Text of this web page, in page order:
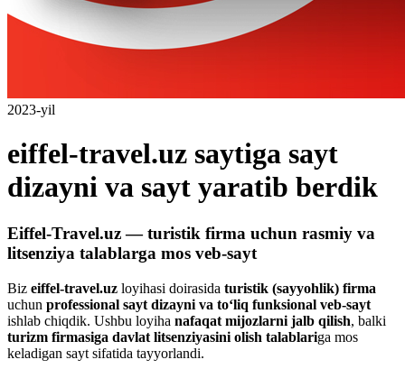
2023-yil
eiffel-travel.uz saytiga sayt
dizayni va sayt yaratib berdik
Eiffel-Travel.uz — turistik firma uchun rasmiy va
litsenziya talablarga mos veb-sayt
Biz eiffel-travel.uz loyihasi doirasida turistik (sayyohlik) firma
uchun professional sayt dizayni va to‘liq funksional veb-sayt
ishlab chiqdik. Ushbu loyiha nafaqat mijozlarni jalb qilish, balki
turizm firmasiga davlat litsenziyasini olish talablariga mos
keladigan sayt sifatida tayyorlandi.